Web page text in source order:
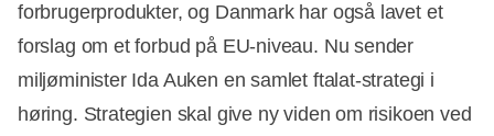
forbrugerprodukter, og Danmark har også lavet et
forslag om et forbud på EU-niveau. Nu sender
miljøminister Ida Auken en samlet ftalat-strategi i
høring. Strategien skal give ny viden om risikoen ved